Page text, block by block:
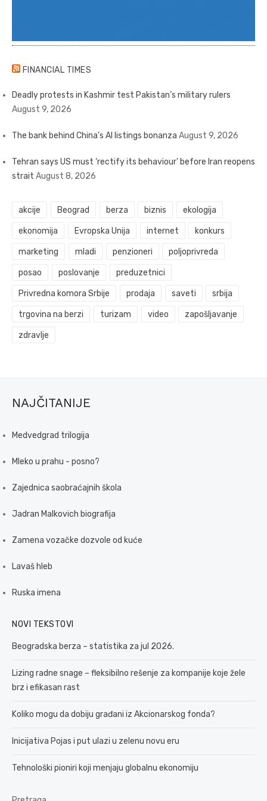
FINANCIAL TIMES
Deadly protests in Kashmir test Pakistan’s military rulers
August 9, 2026
The bank behind China’s AI listings bonanza August 9, 2026
Tehran says US must ‘rectify its behaviour’ before Iran reopens
strait August 8, 2026
akcije Beograd berza biznis ekologija
ekonomija Evropska Unija internet konkurs
marketing mladi penzioneri poljoprivreda
posao poslovanje preduzetnici
Privredna komora Srbije prodaja saveti srbija
trgovina na berzi turizam video zapošljavanje
zdravlje
NAJČITANIJE
Medvedgrad trilogija
Mleko u prahu - posno?
Zajednica saobraćajnih škola
Jadran Malkovich biografija
Zamena vozačke dozvole od kuće
Lavaš hleb
Ruska imena
NOVI TEKSTOVI
Beogradska berza – statistika za jul 2026.
Lizing radne snage – fleksibilno rešenje za kompanije koje žele
brz i efikasan rast
Koliko mogu da dobiju građani iz Akcionarskog fonda?
Inicijativa Pojas i put ulazi u zelenu novu eru
Tehnološki pioniri koji menjaju globalnu ekonomiju